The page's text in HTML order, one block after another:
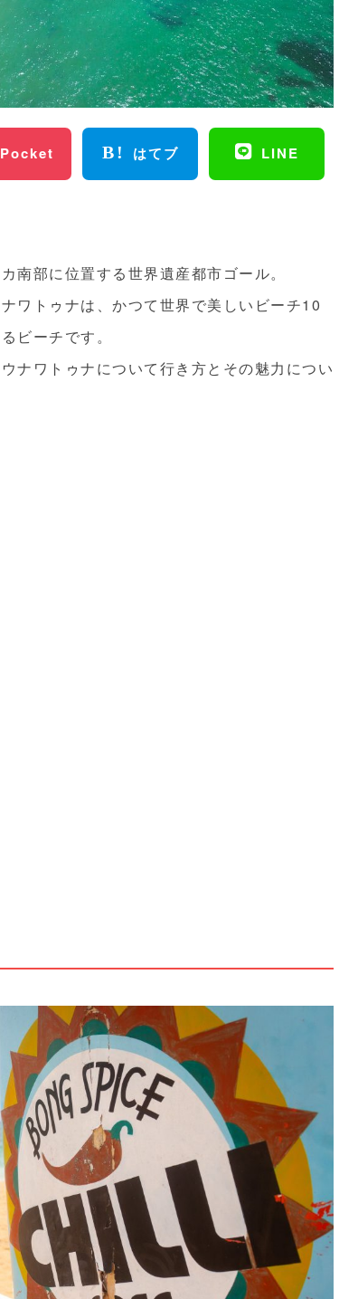
Pocket はてブ LINE
南部に位置する世界遺産都市ゴール。
ワトゥナは、かつて世界で美しいビーチ10
ビーチです。
ナワトゥナについて行き方とその魅力につい